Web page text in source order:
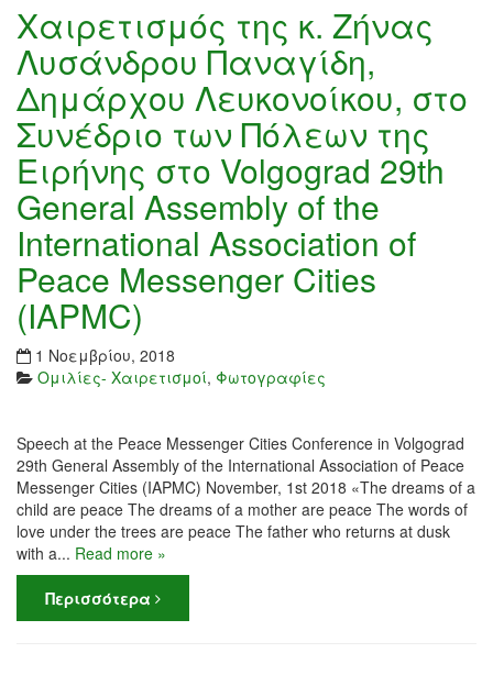
Χαιρετισμός της κ. Ζήνας
Λυσάνδρου Παναγίδη,
Δημάρχου Λευκονοίκου, στο
Συνέδριο των Πόλεων της
Ειρήνης στο Volgograd 29th
General Assembly of the
International Association of
Peace Messenger Cities
(IAPMC)
1 Νοεμβρίου, 2018
Ομιλίες- Χαιρετισμοί, Φωτογραφίες
Speech at the Peace Messenger Cities Conference in Volgograd
29th General Assembly of the International Association of Peace
Messenger Cities (IAPMC) November, 1st 2018 «The dreams of a
child are peace The dreams of a mother are peace The words of
love under the trees are peace The father who returns at dusk
with a... Read more »
Περισσότερα